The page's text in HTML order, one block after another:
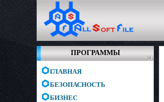
ПРОГРАММЫ
ГЛАВНАЯ
БЕЗОПАСНОСТЬ
БИЗНЕС